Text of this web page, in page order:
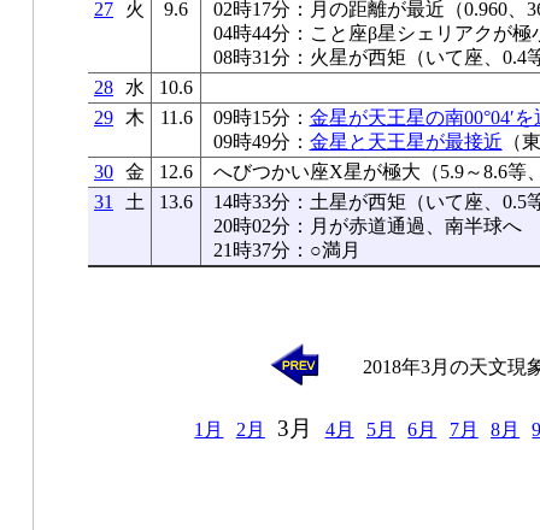
27
火 9.6
02時17分：月の距離が最近（0.960、
04時44分：こと座β星シェリアクが極
08時31分：火星が西矩（いて座、0.4
28
水
10.6
29
木 11.6 09時15分： 金星が天王星の南00°04′を
09時49分： 金星と天王星が最接近 （
30 金 12.6
へびつかい座X星が極大（5.9～8.6等
31
土 13.6
14時33分：土星が西矩（いて座、0.5
20時02分：月が赤道通過、南半球へ
21時37分：○満月
2018年3月の天文現
1月 2月 3月 4月 5月 6月 7月 8月